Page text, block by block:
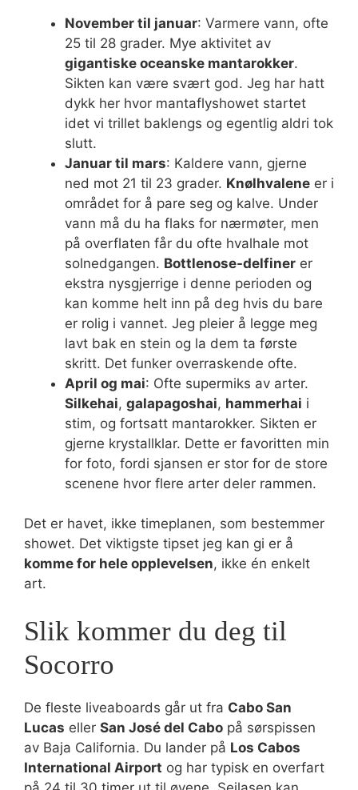
November til januar: Varmere vann, ofte
25 til 28 grader. Mye aktivitet av
gigantiske oceanske mantarokker.
Sikten kan være svært god. Jeg har hatt
dykk her hvor mantaflyshowet startet
idet vi trillet baklengs og egentlig aldri tok
slutt.
Januar til mars: Kaldere vann, gjerne
ned mot 21 til 23 grader. Knølhvalene er i
området for å pare seg og kalve. Under
vann må du ha flaks for nærmøter, men
på overflaten får du ofte hvalhale mot
solnedgangen. Bottlenose-delfiner er
ekstra nysgjerrige i denne perioden og
kan komme helt inn på deg hvis du bare
er rolig i vannet. Jeg pleier å legge meg
lavt bak en stein og la dem ta første
skritt. Det funker overraskende ofte.
April og mai: Ofte supermiks av arter.
Silkehai, galapagoshai, hammerhai i
stim, og fortsatt mantarokker. Sikten er
gjerne krystallklar. Dette er favoritten min
for foto, fordi sjansen er stor for de store
scenene hvor flere arter deler rammen.
Det er havet, ikke timeplanen, som bestemmer
showet. Det viktigste tipset jeg kan gi er å
komme for hele opplevelsen, ikke én enkelt
art.
Slik kommer du deg til
Socorro
De fleste liveaboards går ut fra Cabo San
Lucas eller San José del Cabo på sørspissen
av Baja California. Du lander på Los Cabos
International Airport og har typisk en overfart